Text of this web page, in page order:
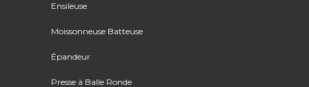
Ensileuse
Moissonneuse Batteuse
Épandeur
Presse à Balle Ronde